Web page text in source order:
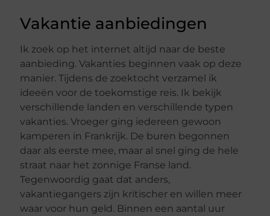
Vakantie aanbiedingen
Ik zoek op het internet altijd naar de beste
aanbieding. Vakanties beginnen vaak op deze
manier. Tijdens de zoektocht verzamel ik
ideeën voor de toekomstige reis. Ik bekijk
verschillende landen en verschillende typen
vakanties. Vroeger ging iedereen gewoon
kamperen in Frankrijk. De buren begonnen
daar als eerste mee, maar al snel ging de hele
straat naar het zonnige Franse land.
Tegenwoordig gaat dat anders,
vakantiegangers zijn kritischer en willen meer
waar voor hun geld. Binnen een aantal uur